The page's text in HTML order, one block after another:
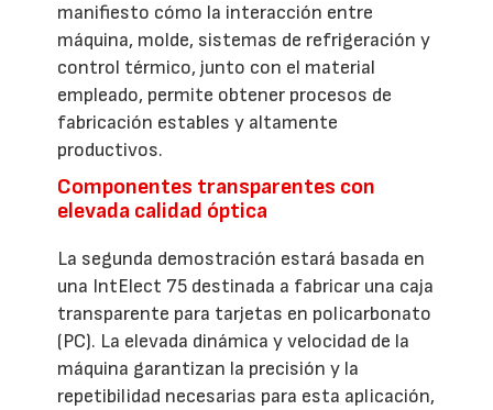
manifiesto cómo la interacción entre
máquina, molde, sistemas de refrigeración y
control térmico, junto con el material
empleado, permite obtener procesos de
fabricación estables y altamente
productivos.
Componentes transparentes con
elevada calidad óptica
La segunda demostración estará basada en
una IntElect 75 destinada a fabricar una caja
transparente para tarjetas en policarbonato
(PC). La elevada dinámica y velocidad de la
máquina garantizan la precisión y la
repetibilidad necesarias para esta aplicación,